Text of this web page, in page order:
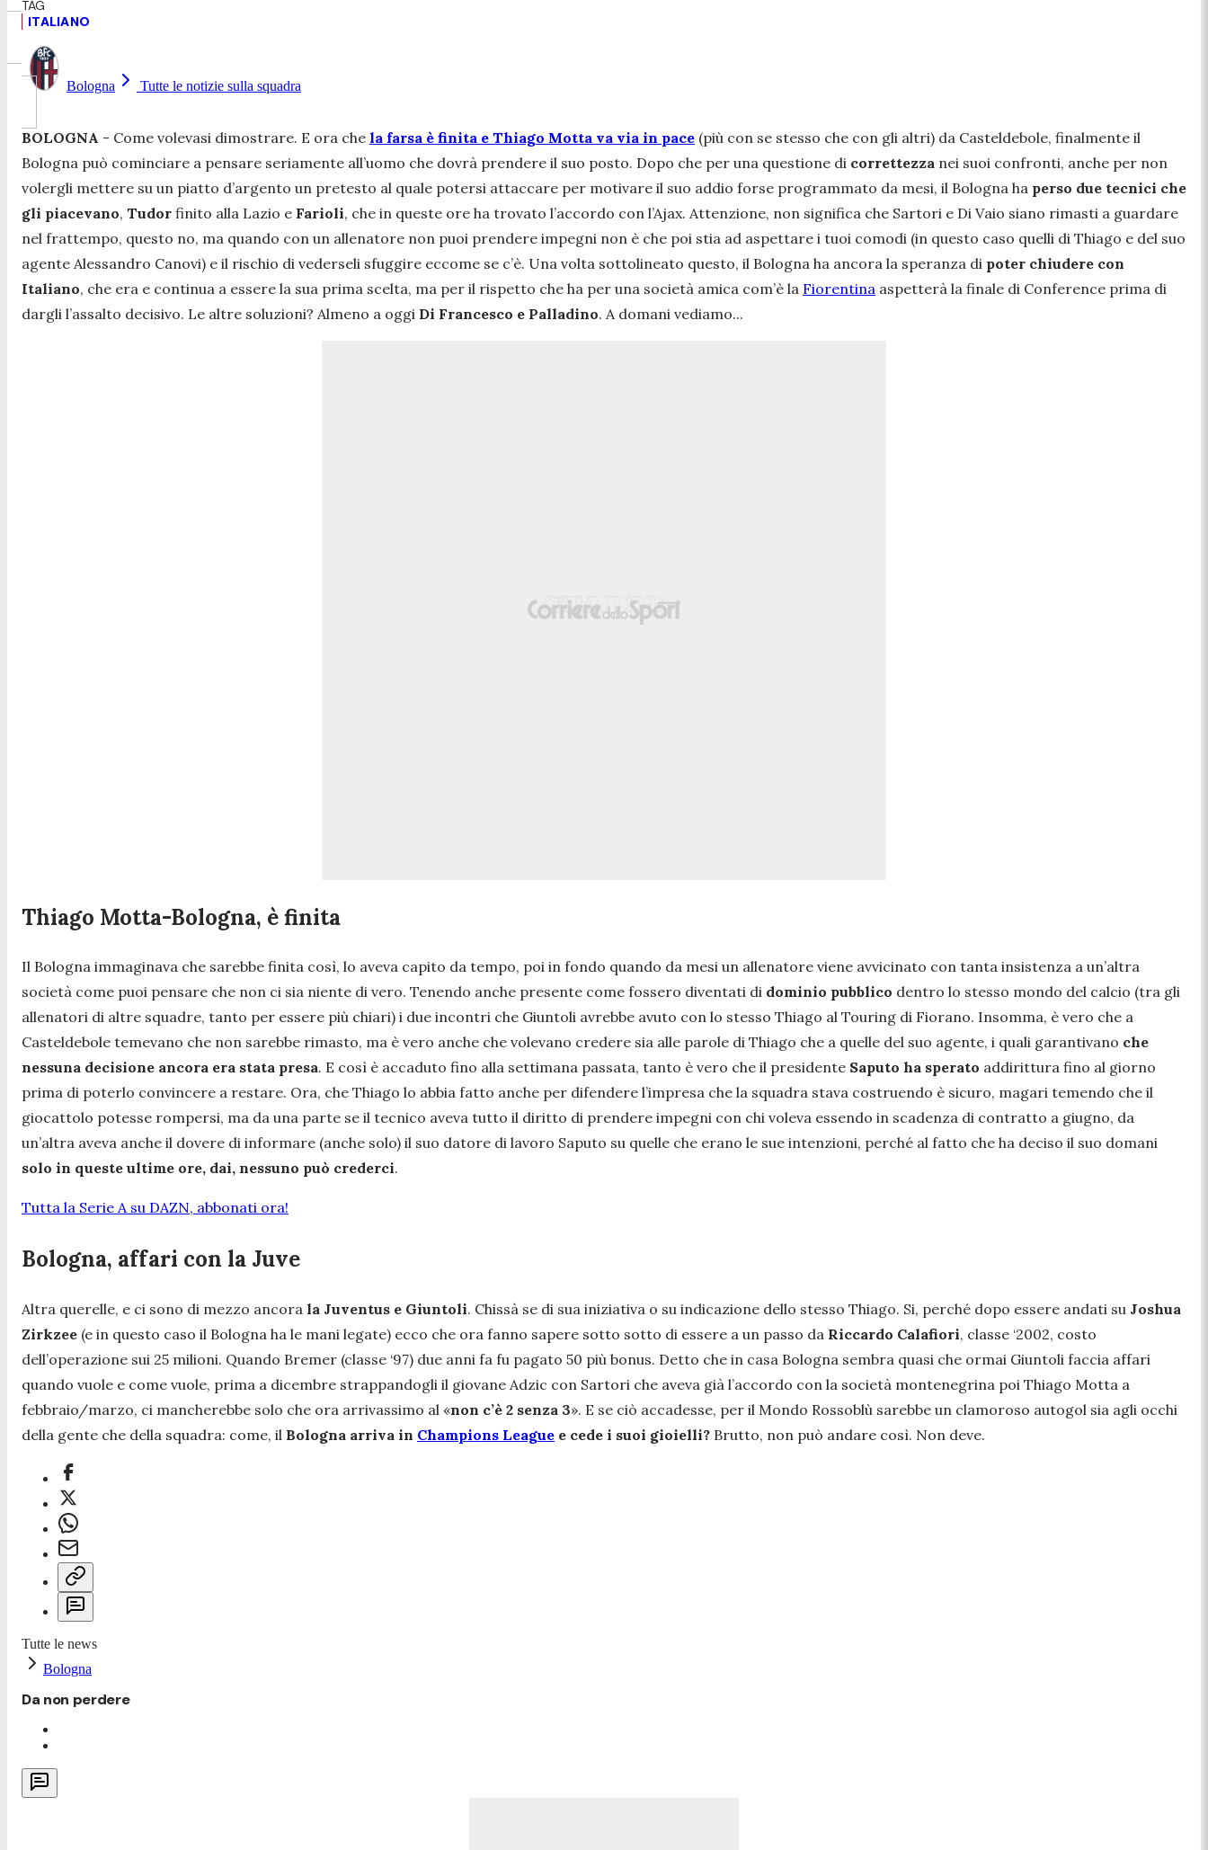
ITALIANO
Bologna Tutte le notizie sulla squadra
BOLOGNA - Come volevasi dimostrare. E ora che la farsa è finita e Thiago Motta va via in pace (più con se stesso che con gli altri) da Casteldebole, finalmente il
Bologna può cominciare a pensare seriamente all’uomo che dovrà prendere il suo posto. Dopo che per una questione di correttezza nei suoi confronti, anche per non
volergli mettere su un piatto d’argento un pretesto al quale potersi attaccare per motivare il suo addio forse programmato da mesi, il Bologna ha perso due tecnici che
gli piacevano, Tudor finito alla Lazio e Farioli, che in queste ore ha trovato l’accordo con l’Ajax. Attenzione, non significa che Sartori e Di Vaio siano rimasti a guardare
nel frattempo, questo no, ma quando con un allenatore non puoi prendere impegni non è che poi stia ad aspettare i tuoi comodi (in questo caso quelli di Thiago e del suo
agente Alessandro Canovi) e il rischio di vederseli sfuggire eccome se c’è. Una volta sottolineato questo, il Bologna ha ancora la speranza di poter chiudere con
Italiano, che era e continua a essere la sua prima scelta, ma per il rispetto che ha per una società amica com’è la Fiorentina aspetterà la finale di Conference prima di
dargli l’assalto decisivo. Le altre soluzioni? Almeno a oggi Di Francesco e Palladino. A domani vediamo...
Thiago Motta-Bologna, è finita
Il Bologna immaginava che sarebbe finita così, lo aveva capito da tempo, poi in fondo quando da mesi un allenatore viene avvicinato con tanta insistenza a un’altra
società come puoi pensare che non ci sia niente di vero. Tenendo anche presente come fossero diventati di dominio pubblico dentro lo stesso mondo del calcio (tra gli
allenatori di altre squadre, tanto per essere più chiari) i due incontri che Giuntoli avrebbe avuto con lo stesso Thiago al Touring di Fiorano. Insomma, è vero che a
Casteldebole temevano che non sarebbe rimasto, ma è vero anche che volevano credere sia alle parole di Thiago che a quelle del suo agente, i quali garantivano che
nessuna decisione ancora era stata presa. E così è accaduto fino alla settimana passata, tanto è vero che il presidente Saputo ha sperato addirittura fino al giorno
prima di poterlo convincere a restare. Ora, che Thiago lo abbia fatto anche per difendere l’impresa che la squadra stava costruendo è sicuro, magari temendo che il
giocattolo potesse rompersi, ma da una parte se il tecnico aveva tutto il diritto di prendere impegni con chi voleva essendo in scadenza di contratto a giugno, da
un’altra aveva anche il dovere di informare (anche solo) il suo datore di lavoro Saputo su quelle che erano le sue intenzioni, perché al fatto che ha deciso il suo domani
solo in queste ultime ore, dai, nessuno può crederci.
Tutta la Serie A su DAZN, abbonati ora!
Bologna, affari con la Juve
Altra querelle, e ci sono di mezzo ancora la Juventus e Giuntoli. Chissà se di sua iniziativa o su indicazione dello stesso Thiago. Si, perché dopo essere andati su Joshua
Zirkzee (e in questo caso il Bologna ha le mani legate) ecco che ora fanno sapere sotto sotto di essere a un passo da Riccardo Calafiori, classe ‘2002, costo
dell’operazione sui 25 milioni. Quando Bremer (classe ‘97) due anni fa fu pagato 50 più bonus. Detto che in casa Bologna sembra quasi che ormai Giuntoli faccia affari
quando vuole e come vuole, prima a dicembre strappandogli il giovane Adzic con Sartori che aveva già l’accordo con la società montenegrina poi Thiago Motta a
febbraio/marzo, ci mancherebbe solo che ora arrivassimo al «non c’è 2 senza 3». E se ciò accadesse, per il Mondo Rossoblù sarebbe un clamoroso autogol sia agli occhi
della gente che della squadra: come, il Bologna arriva in Champions League e cede i suoi gioielli? Brutto, non può andare così. Non deve.
Tutte le news
Bologna
Da non perdere